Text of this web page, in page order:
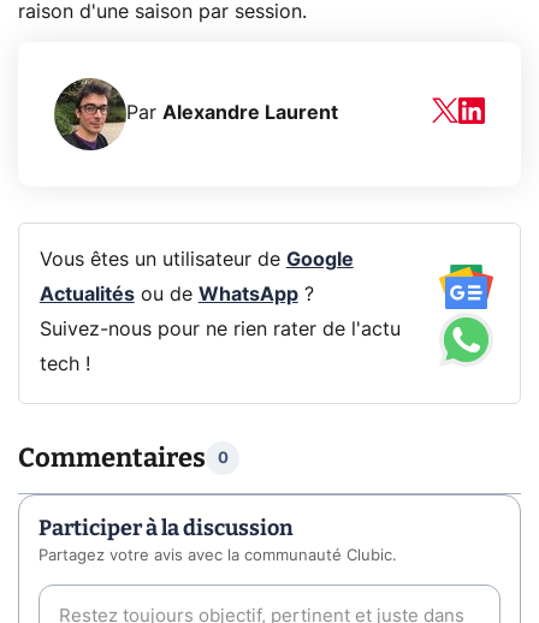
raison d'une saison par session.
Par Alexandre Laurent
Vous êtes un utilisateur de Google
Actualitésou de WhatsApp?
Suivez-nous pour ne rien rater de l'actu
tech !
Commentaires 0
Participer à la discussion
Partagez votre avis avec la communauté Clubic.